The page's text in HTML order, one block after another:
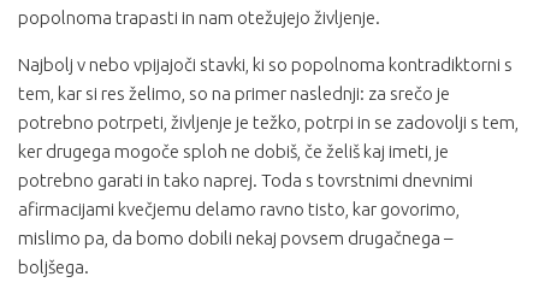
popolnoma trapasti in nam otežujejo življenje.
Najbolj v nebo vpijajoči stavki, ki so popolnoma kontradiktorni s
tem, kar si res želimo, so na primer naslednji: za srečo je
potrebno potrpeti, življenje je težko, potrpi in se zadovolji s tem,
ker drugega mogoče sploh ne dobiš, če želiš kaj imeti, je
potrebno garati in tako naprej. Toda s tovrstnimi dnevnimi
afirmacijami kvečjemu delamo ravno tisto, kar govorimo,
mislimo pa, da bomo dobili nekaj povsem drugačnega –
boljšega.